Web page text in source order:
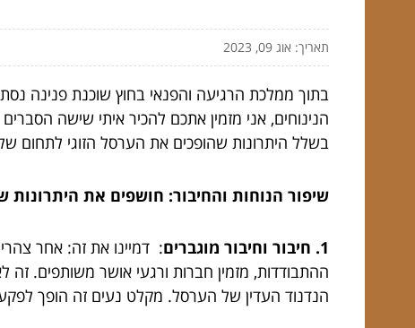
תאריך: אוג 09, 2023
בתוך ממלכת הרגיעה והפנאי בחוץ שוכנת פנינה
הנינוחים, אני מזמין אתכם להכיר איתי שישה
בשלל היתרונות שהופכים את הערסל הזוגי לתחום
שיפור הנוחות והחיבור: חושפים את היתרונות
1. חיבור וחיבור מוגברים : דמיינו את זה: אחר
ההתבודדות, מזמין חברות ורגעי אושר משותפים.
הנדנוד העדין של הערסל. מקלט נעים זה הופך